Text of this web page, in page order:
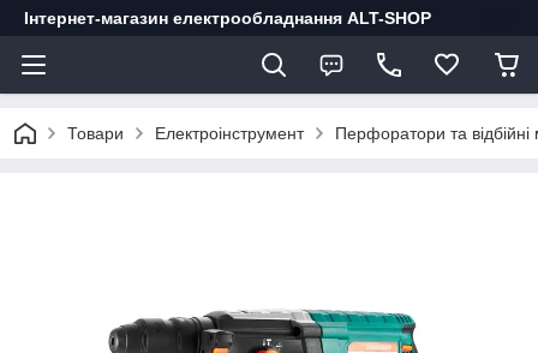
Інтернет-магазин електрообладнання ALT-SHOP
Товари Електроінструмент Перфоратори та відбійні